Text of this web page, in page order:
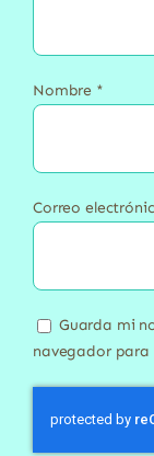
Nombre *
Correo
Guarda mi
navegador